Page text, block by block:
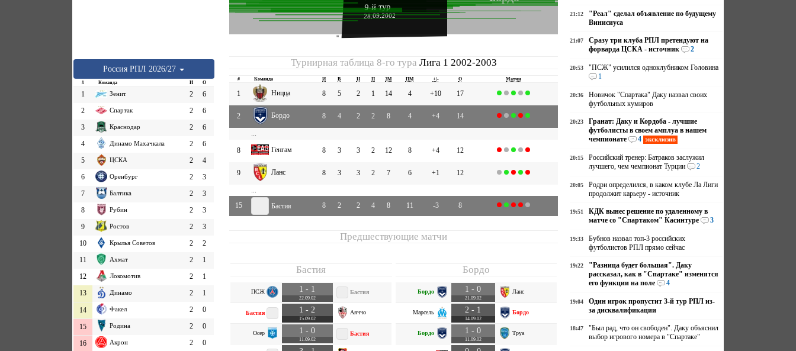
Россия РПЛ 2026/27
# Команда И О
1 Зенит 2
6
2
Спартак 2
6
3
Краснодар 2
6
4
Динамо Махачкала 2
6
5
ЦСКА 2
4
6
Оренбург 2
3
7
Балтика 2
3
8
Рубин 2
3
9
Ростов 2
3
10
Крылья Советов 2
2
11
Ахмат 2
1
12
Локомотив 2
1
13
Динамо 2 1
14 Факел 2 0
15 Родина 2 0
16 Акрон 2 0
9-й тур
28.09.2002
''
Турнирная таблица 8-го тура Лига 1 2002-2003
# Команда И В Н П ЗМ ПМ +|- О Матчи
1 Ницца 8 5 2 1 14 4 +10 17
2 Бордо 8 4 2 2 8 4 +4 14
...
8
Генгам 8 3 3 2 12 8 +4 12
9 Ланс 8 3 3 2 7 6 +1 12
...
15
Бастия 8 2 2 4 8 11 -3 8
Предшествующие матчи
Бастия
ПСЖ 1 - 1
22.09.02
Бастия
Бастия 1 - 2
15.09.02
Аяччо
Осер 1 - 0
11.09.02
Бастия
Бордо
Бордо 1 - 0
21.09.02
Ланс
Марсель 2 - 1
14.09.02
Бордо
Бордо 1 - 0
11.09.02
Труа
21:12
"Реал" сделал объявление по будущему
Винисиуса
21:07
Сразу три клуба РПЛ претендуют на
форварда ЦСКА - источник
2
20:53
"ПСЖ" усилился одноклубником Головина
1
20:36
Новичок "Спартака" Даку назвал своих
футбольных кумиров
20:23
Гранат: Даку и Кордоба - лучшие
футболисты в своем амплуа в нашем
чемпионате
4 эксклюзив
20:15
Российский тренер: Батраков заслужил
лучшего, чем чемпионат Турции
2
20:05
Родри определился, в каком клубе Ла Лиги
продолжит карьеру - источник
19:51
КДК вынес решение по удаленному в
матче со "Спартаком" Касинтуре
3
19:33
Бубнов назвал топ-3 российских
футболистов РПЛ прямо сейчас
19:22
"Разница будет большая". Даку
рассказал, как в "Спартаке" изменятся
его функции на поле
4
19:04
Один игрок пропустит 3-й тур РПЛ из-
за дисквалификации
18:47
"Был рад, что он свободен". Даку объяснил
выбор игрового номера в "Спартаке"